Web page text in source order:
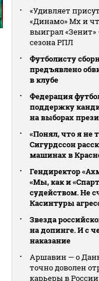
«Удивляет
«Динамо» Мх и
выиграл «Зенит»
сезона РПЛ
Футболисту
предъявлено
в клубе
Федерация
поддержку
на выборах
«Понял, что я не
Сигурдссон
машинах в
Гендиректор
«Мы, как и
судейством. Не
Касинтуры
Звезда
на допинге. И с
наказание
Аршавин — о
точно доволен
карьеры в